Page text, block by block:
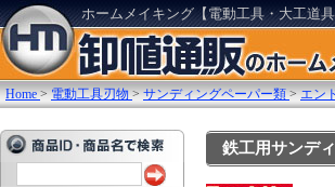
ホームメイキング【電動工具・大工道
Home >電動工具刃物 >サンディングペーパー類 >エン
鉄工用サンデ